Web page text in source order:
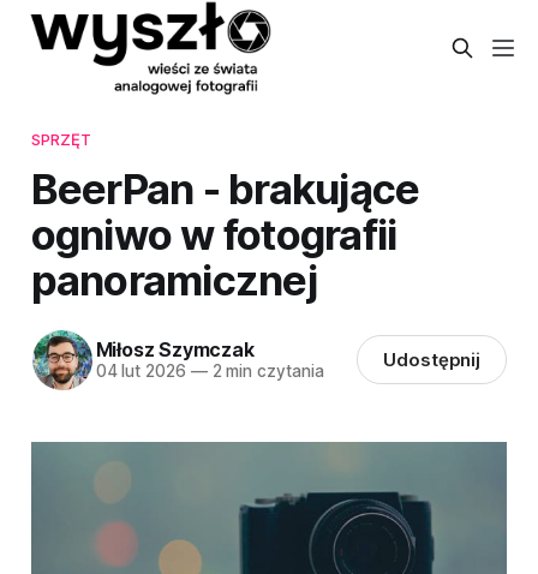
SPRZĘT
BeerPan - brakujące
ogniwo w fotografii
panoramicznej
Miłosz Szymczak
04 lut 2026 —2 min czytania Udostępnij